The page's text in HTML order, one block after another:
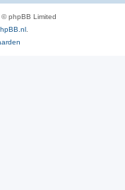
phpBB Limited